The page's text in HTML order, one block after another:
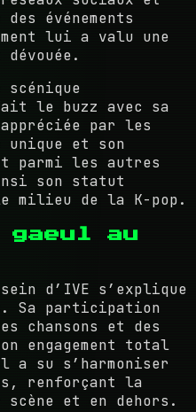
événements
lui a valu une
scénique
le buzz avec sa
par les
et son
parmi les autres
son statut
milieu de la K-pop.
gaeul au
d’IVE s’explique
Sa participation
chansons et des
engagement total
a su s’harmoniser
renforçant la
scène et en dehors.